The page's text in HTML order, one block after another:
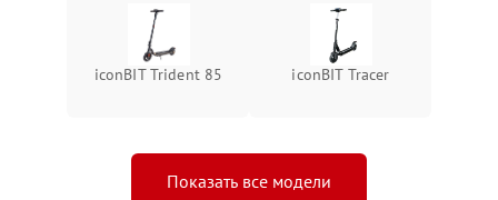
iconBIT Trident 85 iconBIT Tracer
Показать все модели